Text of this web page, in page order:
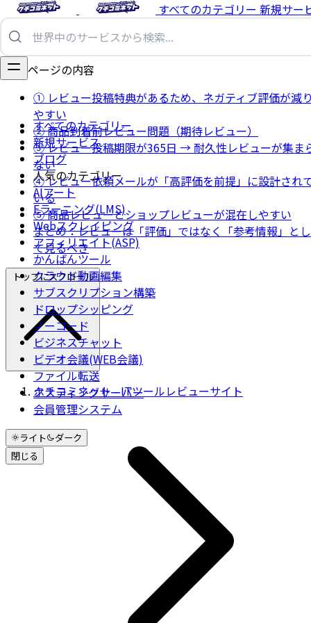
すべてのカテゴリー 新規サー
すべてのカテゴリー
新規サービス
ブログ
人気のカテゴリー
AIアート
Eラーニング(LMS)
Webスクレイピング
アフィリエイト(ASP)
かんばんツール
クラウド動画編集
サブスクリプション構築
ドロップシッピング
ノーコード
ビジネスチャット
ビデオ会議(WEB会議)
ファイル転送
ホスティングサーバー
会員管理システム
ライト
ダーク
閉じる
このページの内容
① レビュー投稿特典があるため、ネガティブ評価が減
やすい
② 商品到着前レビュー問題（期待レビュー）
③ レビュー投稿期限が365日 → 耐久性レビューが集ま
ない
④ レビュー依頼メールが「高評価を前提」に設計され
いる
⑤ 商品レビューとショップレビューが混在しやすい
まとめ：レビューは「評価」ではなく「参考情報」とし
て見るべき
トップにスクロール
クチコミネット - ITツールレビューサイト